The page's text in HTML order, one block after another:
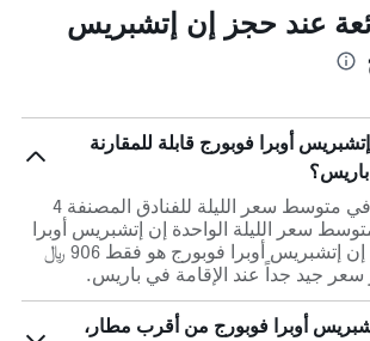
عند حجز إن إتشبريس
أوبرا فوبورج قابلة للمقارنة
هناك فرق يبلغ 4% في متوسط ​​سعر الليلة للفنادق المصنفة 4
​​سعر الليلة الواحدة إن إتشبريس أوبرا
فوبورج. السعر في إن إتشبريس أوبرا فوبورج هو فقط 906 ﷼
سعر جيد جداً عند الإقامة في باريس.
أوبرا فوبورج من أقرب مطار،